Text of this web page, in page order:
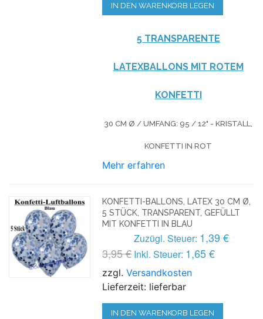
IN DEN WARENKORB LEGEN
5 TRANSPARENTE
LATEXBALLONS MIT ROTEM
KONFETTI
30 CM Ø / UMFANG: 95 / 12" - KRISTALL,
KONFETTI IN ROT
Mehr erfahren
KONFETTI-BALLONS, LATEX 30 CM Ø,
5 STÜCK, TRANSPARENT, GEFÜLLT
MIT KONFETTI IN BLAU
3,95 €
Zuzügl. Steuer: 1,39 €
Inkl. Steuer: 1,65 €
zzgl.Versandkosten
Lieferzeit: lieferbar
IN DEN WARENKORB LEGEN